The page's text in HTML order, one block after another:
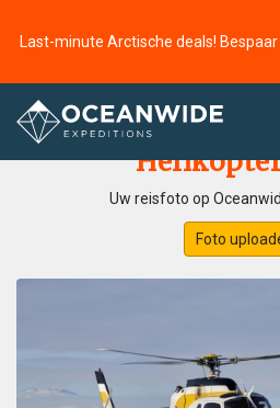
Last-minute Arctische deals!
Home
Uw reisfoto op
Foto